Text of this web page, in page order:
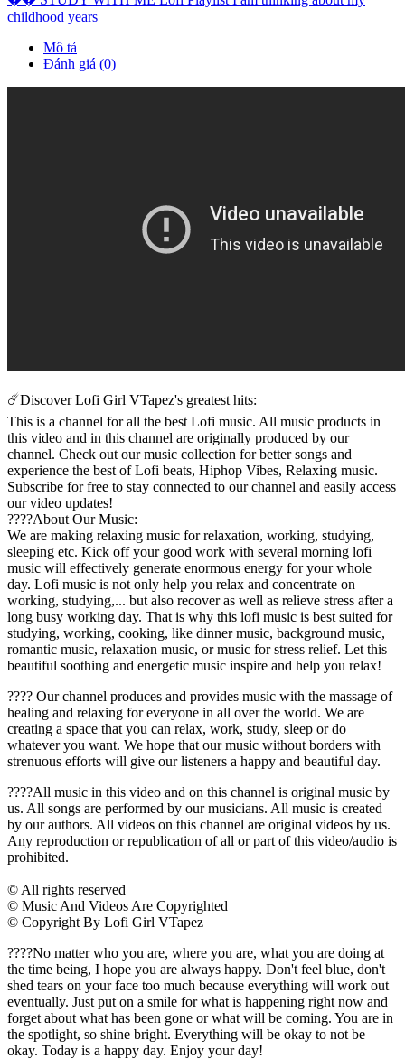
childhood years
Mô tả
Đánh giá (0)
☄️Discover Lofi Girl VTapez's greatest hits:
This is a channel for all the best Lofi music. All music products in
this video and in this channel are originally produced by our
channel. Check out our music collection for better songs and
experience the best of Lofi beats, Hiphop Vibes, Relaxing music.
Subscribe for free to stay connected to our channel and easily access
our video updates!
️️????About Our Music:
We are making relaxing music for relaxation, working, studying,
sleeping etc. Kick off your good work with several morning lofi
music will effectively generate enormous energy for your whole
day. Lofi music is not only help you relax and concentrate on
working, studying,... but also recover as well as relieve stress after a
long busy working day. That is why this lofi music is best suited for
studying, working, cooking, like dinner music, background music,
romantic music, relaxation music, or music for stress relief. Let this
beautiful soothing and energetic music inspire and help you relax!
???? Our channel produces and provides music with the massage of
healing and relaxing for everyone in all over the world. We are
creating a space that you can relax, work, study, sleep or do
whatever you want. We hope that our music without borders with
strenuous efforts will give our listeners a happy and beautiful day.
????All music in this video and on this channel is original music by
us. All songs are performed by our musicians. All music is created
by our authors. All videos on this channel are original videos by us.
Any reproduction or republication of all or part of this video/audio is
prohibited.
© All rights reserved
© Music And Videos Are Copyrighted
© Copyright By Lofi Girl VTapez
????No matter who you are, where you are, what you are doing at
the time being, I hope you are always happy. Don't feel blue, don't
shed tears on your face too much because everything will work out
eventually. Just put on a smile for what is happening right now and
forget about what has been gone or what will be coming. You are in
the spotlight, so shine bright. Everything will be okay to not be
okay. Today is a happy day. Enjoy your day!